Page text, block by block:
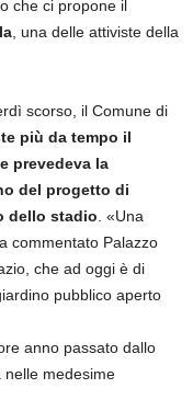
che ci propone il
, una delle attiviste della
scorso, il Comune di
più da tempo il
prevedeva la
del progetto di
dello stadio. «Una
commentato Palazzo
che ad oggi è di
pubblico aperto
anno passato dallo
medesime